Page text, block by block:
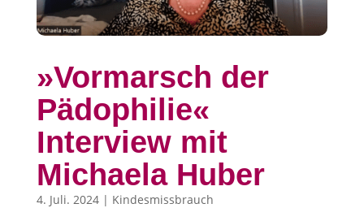
»Vormarsch der
Pädophilie«
Interview mit
Michaela Huber
4. Juli. 2024| Kindesmissbrauch